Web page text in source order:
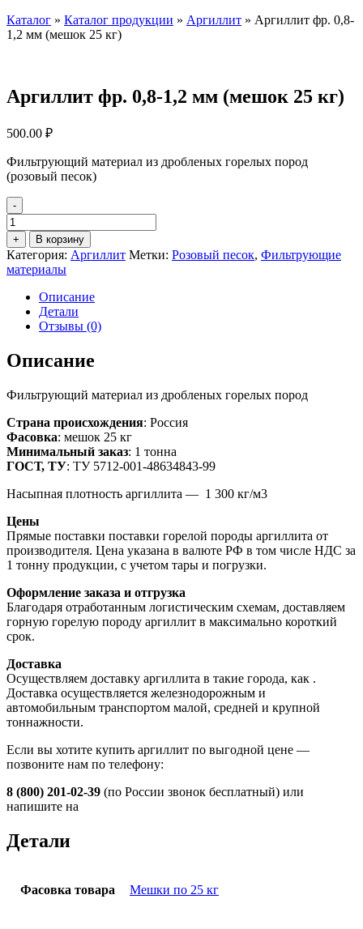
Каталог » Каталог продукции » Аргиллит » Аргиллит фр. 0,8-
1,2 мм (мешок 25 кг)
Аргиллит фр. 0,8-1,2 мм (мешок 25 кг)
500.00 ₽
Фильтрующий материал из дробленых горелых пород
(розовый песок)
-
Количество
товара
Аргиллит
фр.
0,8-
(мешок
кг)
+ В корзину
Категория: Аргиллит Метки: Розовый песок, Фильтрующие
материалы
Описание
Детали
Отзывы (0)
Описание
Фильтрующий материал из дробленых горелых пород
Страна происхождения: Россия
Фасовка: мешок 25 кг
Минимальный заказ: 1 тонна
ГОСТ, ТУ: ТУ 5712-001-48634843-99
Насыпная плотность аргиллита — 1 300 кг/м3
Цены
Прямые поставки поставки горелой породы аргиллита от
производителя. Цена указана в валюте РФ в том числе НДС за
1 тонну продукции, с учетом тары и погрузки.
Оформление заказа и отгрузка
Благодаря отработанным логистическим схемам, доставляем
горную горелую породу аргиллит в максимально короткий
срок.
Доставка
Осуществляем доставку аргиллита в такие города, как .
Доставка осуществляется железнодорожным и
автомобильным транспортом малой, средней и крупной
тоннажности.
Если вы хотите купить аргиллит по выгодной цене —
позвоните нам по телефону:
8 (800) 201-02-39 (по России звонок бесплатный) или
напишите на
Детали
Фасовка товара Мешки по 25 кг